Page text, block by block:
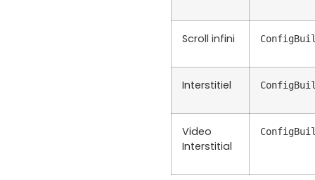
Scroll infini
Interstitiel
Video
Interstitial